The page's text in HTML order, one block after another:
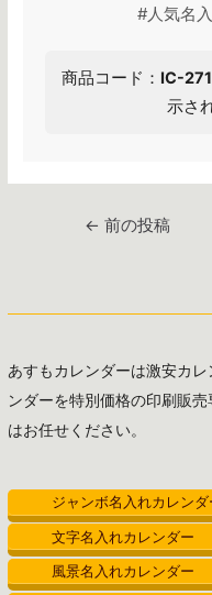
あすもカレンダーは激安カ
ンダーを特別価格の印刷販
はお任せください。
ジャンボ名入れカレ
文字名入れカレ
風景名入れカレ
#人気名
商品コード： IC-271
示さ
シ
ョ
ン
← 前の投稿